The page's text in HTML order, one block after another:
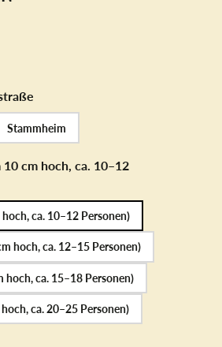
Stammheim
10 cm hoch, ca. 10–12
ca. 10–12 Personen)
hoch, ca. 12–15 Personen)
hoch, ca. 15–18 Personen)
ca. 20–25 Personen)